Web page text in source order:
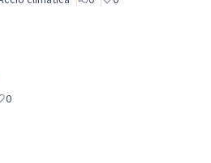
0